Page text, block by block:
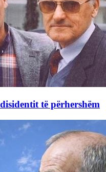
të përhershëm